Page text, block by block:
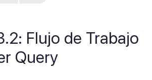
Flujo de Trabajo
Query